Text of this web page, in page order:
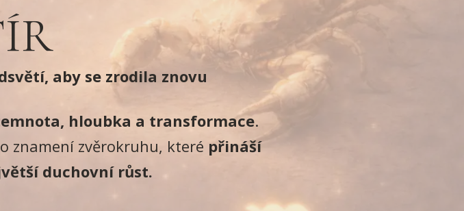
aby se zrodila znovu
hloubka a transformace.
znamení zvěrokruhu, které přináší
duchovní růst.